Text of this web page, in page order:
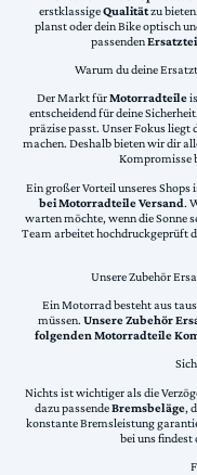
erstklassigeQualitätzu
planst oder dein Bike optisch
passenden
Warum du deine
Der Markt fürMotorradteile
entscheidend für deine
präzise passt. Unser Fokus liegt
machen. Deshalb bieten wir dir
Kompromisse
Ein großer Vorteil unseres Shops
bei Motorradteile Versand.
warten möchte, wenn die Sonne
Team arbeitet hochdruckgeprüft
Unsere Zubehör
Ein Motorrad besteht aus
müssen. Unsere Zubehör
folgenden Motorradteile
Nichts ist wichtiger als die
dazu passendeBremsbeläge,
konstante Bremsleistung
bei uns findest